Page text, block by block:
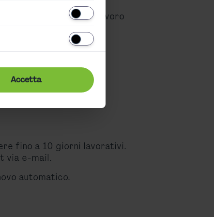
Accetta
esclusive per il City
Raggiungi il posto di lavoro
veloce e diretto in
fino a 10 giorni lavorativi.
via e-mail.
automatico.